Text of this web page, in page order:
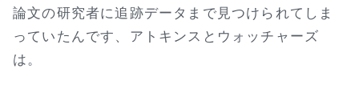
論文の研究者に追跡データまで見つけられてしま
っていたんです、アトキンスとウォッチャーズ
は。